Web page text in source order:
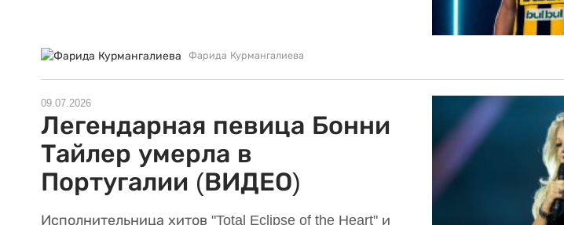
Фарида Курмангалиева
09.07.2026
Легендарная певица Бонни
Тайлер умерла в
Португалии (ВИДЕО)
Исполнительница хитов "Total Eclipse of the Heart" и